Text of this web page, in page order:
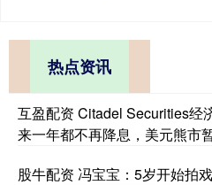
热点资讯
互盈配资 Citadel Securities经
来一年都不再降息，美元熊市
股牛配资 冯宝宝：5岁开始拍